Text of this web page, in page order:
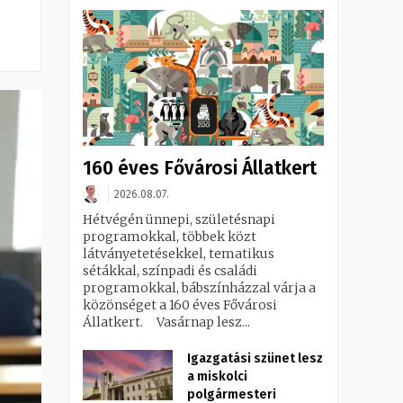
160 éves Fővárosi Állatkert
2026.08.07.
Hétvégén ünnepi, születésnapi
programokkal, többek közt
látványetetésekkel, tematikus
sétákkal, színpadi és családi
programokkal, bábszínházzal várja a
közönséget a 160 éves Fővárosi
Állatkert. Vasárnap lesz...
Igazgatási szünet lesz
a miskolci
polgármesteri